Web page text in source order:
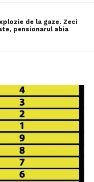
de la gaze. Zeci
pensionarul abia